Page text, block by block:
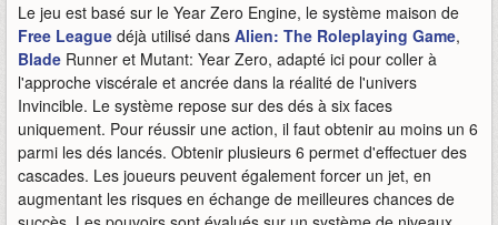
Le jeu est basé sur le Year Zero Engine, le système maison de
Free League déjà utilisé dans Alien: The Roleplaying Game,
Blade Runner et Mutant: Year Zero, adapté ici pour coller à
l'approche viscérale et ancrée dans la réalité de l'univers
Invincible. Le système repose sur des dés à six faces
uniquement. Pour réussir une action, il faut obtenir au moins un 6
parmi les dés lancés. Obtenir plusieurs 6 permet d'effectuer des
cascades. Les joueurs peuvent également forcer un jet, en
augmentant les risques en échange de meilleures chances de